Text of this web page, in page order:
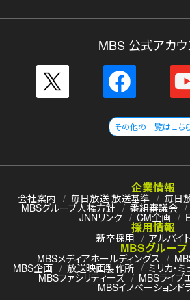
MBS 公式アカウ
その他の一覧はこち
企業情報
会社案内 毎日放送 放送基準 毎日
MBSグループ人権方針 番組審議会
JNNリンク CM企画
採用情報
新卒採用 アルバイ
MBSグループ
MBSメディアホールディングス
MBS企画 放送映画製作所 ミリカ・
MBSファシリティーズ MBSライブ
MBSイノベーションド